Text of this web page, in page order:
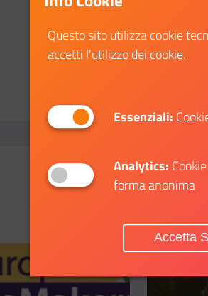
maggiori dettagli su: Corsi
Questo sito utilizza cookie
accetti l’utilizzo dei cookie.
Essenziali:
Analytics:
forma anonima
Accetta